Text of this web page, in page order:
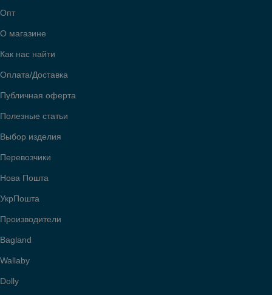
Опт
О магазине
Как нас найти
Оплата/Доставка
Публичная оферта
Полезные статьи
Выбор изделия
Перевозчики
Нова Пошта
УкрПошта
Производители
Bagland
Wallaby
Dolly